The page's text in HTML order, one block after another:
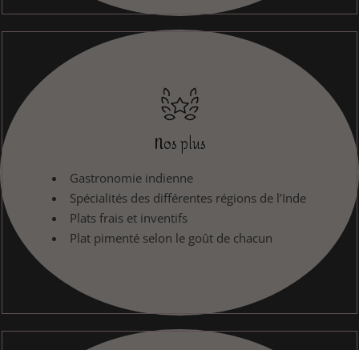
Nos plus
Gastronomie indienne
Spécialités des différentes régions de l’Inde
Plats frais et inventifs
Plat pimenté selon le goût de chacun